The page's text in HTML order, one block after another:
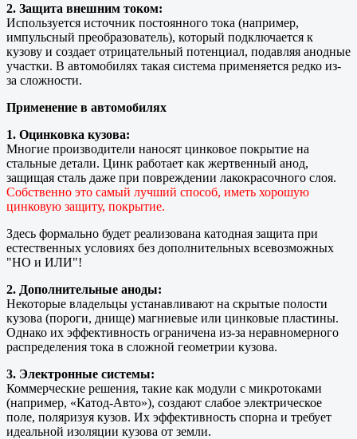
2. Защита внешним током:
Используется источник постоянного тока (например,
импульсный преобразователь), который подключается к
кузову и создает отрицательный потенциал, подавляя анодные
участки. В автомобилях такая система применяется редко из-
за сложности.
Применение в автомобилях
1. Оцинковка кузова:
Многие производители наносят цинковое покрытие на
стальные детали. Цинк работает как жертвенный анод,
защищая сталь даже при повреждении лакокрасочного слоя.
Собственно это самый лучший способ, иметь хорошую
цинковую защиту, покрытие.
Здесь формально будет реализована катодная защита при
естественных условиях без дополнительных всевозможных
"НО и ИЛИ"!
2. Дополнительные аноды:
Некоторые владельцы устанавливают на скрытые полости
кузова (пороги, днище) магниевые или цинковые пластины.
Однако их эффективность ограничена из-за неравномерного
распределения тока в сложной геометрии кузова.
3. Электронные системы:
Коммерческие решения, такие как модули с микротоками
(например, «Катод-Авто»), создают слабое электрическое
поле, поляризуя кузов. Их эффективность спорна и требует
идеальной изоляции кузова от земли.